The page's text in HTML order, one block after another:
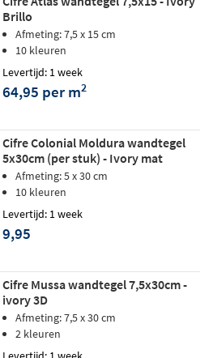
Brillo
Afmeting: 7,5 x 15 cm
10 kleuren
Levertijd: 1 week
64,95 per m2
Cifre Colonial Moldura wandtegel
5x30cm (per stuk) - Ivory mat
Afmeting: 5 x 30 cm
10 kleuren
Levertijd: 1 week
9,95
Cifre Mussa wandtegel 7,5x30cm -
ivory 3D
Afmeting: 7,5 x 30 cm
2 kleuren